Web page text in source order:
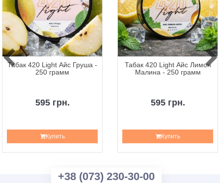
Табак 420 Light Айс Груша -
250 грамм
595 грн.
Купить
Табак 420 Light Айс Лимон
Малина - 250 грамм
595 грн.
Купить
+38 (073) 230-30-00